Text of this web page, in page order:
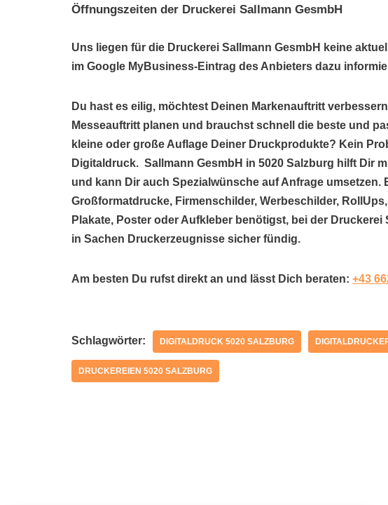
Öffnungszeiten der Druckerei Sallmann GesmbH
Uns liegen für die Druckerei Sallmann GesmbH keine
im Google MyBusiness-Eintrag des Anbieters dazu
Du hast es eilig, möchtest Deinen Markenauftritt
Messeauftritt planen und brauchst schnell die beste und
kleine oder große Auflage Deiner Druckprodukte? Kein
Digitaldruck. Sallmann GesmbH in 5020 Salzburg hilft Dir
und kann Dir auch Spezialwünsche auf Anfrage
Großformatdrucke, Firmenschilder, Werbeschilder,
Plakate, Poster oder Aufkleber benötigst, bei der
in Sachen Druckerzeugnisse sicher fündig.
Am besten Du rufst direkt an und lässt Dich beraten: +43
Schlagwörter: DIGITALDRUCK 5020 SALZBURG
DRUCKEREIEN 5020 SALZBURG